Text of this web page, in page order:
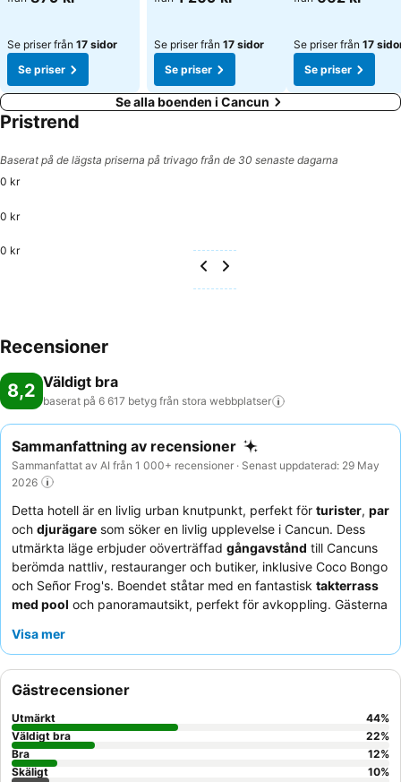
Se priser från 17 sidor
Se priser
Se priser från 17 sidor
Se priser
Se priser från 17
Se priser
Se alla boenden i Cancun
Pristrend
Baserat på de lägsta priserna på trivago från de 30 senaste dagarna
0 kr
0 kr
0 kr
Recensioner
8,2 Väldigt bra
baserat på 6 617 betyg från stora webbplatser
Sammanfattning av recensioner
Sammanfattat av AI från 1 000+ recensioner · Senast uppdaterad: 29 May
2026
Detta hotell är en livlig urban knutpunkt, perfekt för turister, par
och djurägare som söker en livlig upplevelse i Cancun. Dess
utmärkta läge erbjuder oöverträffad gångavstånd till Cancuns
berömda nattliv, restauranger och butiker, inklusive Coco Bongo
och Señor Frog's. Boendet ståtar med en fantastisk takterrass
med pool och panoramautsikt, perfekt för avkoppling. Gästerna
den läckra
rum mot trädgården.
Visa mer
Gästrecensioner
Utmärkt 44%
Väldigt bra
22%
Bra
12%
Skäligt
10%